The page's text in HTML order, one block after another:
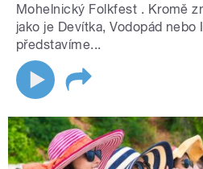
Mohelnický Folkfest . Kromě
jako je Devítka, Vodopád nebo
představíme...